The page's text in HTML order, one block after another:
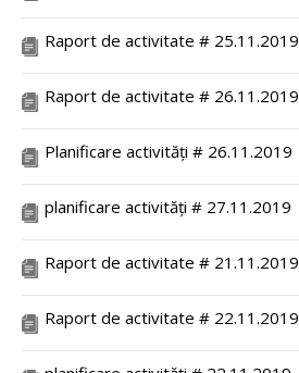
Raport de activitate # 25.11.2019
Raport de activitate # 26.11.2019
Planificare activități # 26.11.2019
planificare activități # 27.11.2019
Raport de activitate # 21.11.2019
Raport de activitate # 22.11.2019